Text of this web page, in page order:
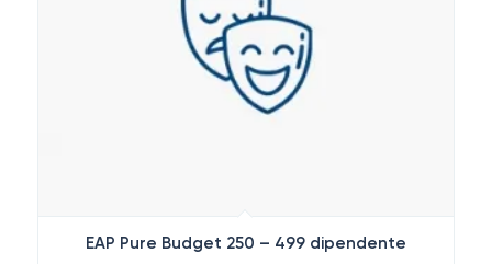
EAP Pure Budget 250 – 499 dipendente